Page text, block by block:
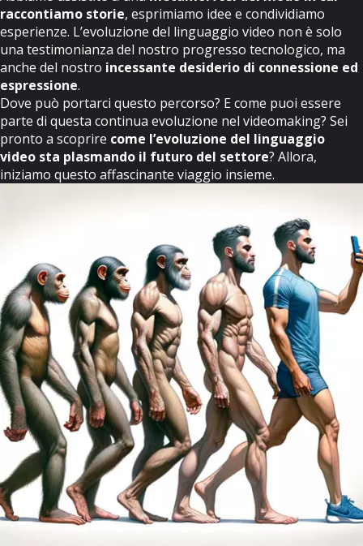
raccontiamo storie, esprimiamo idee e condividiamo
esperienze. L’evoluzione del linguaggio video non è solo
una testimonianza del nostro progresso tecnologico, ma
anche del nostro incessante desiderio di connessione ed
espressione.
Dove può portarci questo percorso? E come puoi essere
parte di questa continua evoluzione nel videomaking? Sei
pronto a scoprire come l’evoluzione del linguaggio
video sta plasmando il futuro del settore? Allora,
iniziamo questo affascinante viaggio insieme.